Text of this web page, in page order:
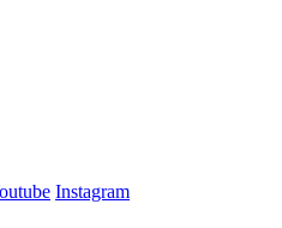
Instagram